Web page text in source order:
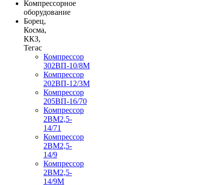
Компрессорное
оборудование
Борец,
Косма,
ККЗ,
Тегас
Компрессор
302ВП-10/8М
Компрессор
202ВП-12/3М
Компрессор
205ВП-16/70
Компрессор
2ВМ2,5-
14/71
Компрессор
2ВМ2,5-
14/9
Компрессор
2ВМ2,5-
14/9М